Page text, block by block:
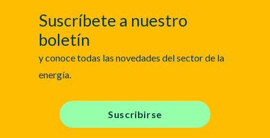
Suscríbete a nuestro
boletín
y conoce todas las novedades del sector de la
energía.
Suscribirse